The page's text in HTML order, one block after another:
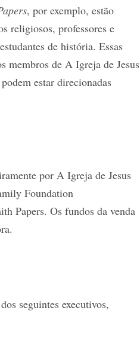
, por exemplo, estão
religiosos, professores e
de história. Essas
membros de A Igreja de Jesus
estar direcionadas
por A Igreja de Jesus
Foundation
Papers. Os fundos da venda
seguintes executivos,